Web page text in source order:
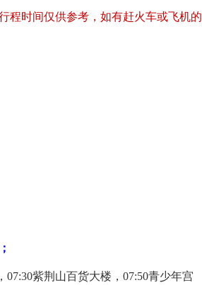
程时间仅供参考，如有赶火车或飞机
紫荆山百货大楼，07:50青少年宫